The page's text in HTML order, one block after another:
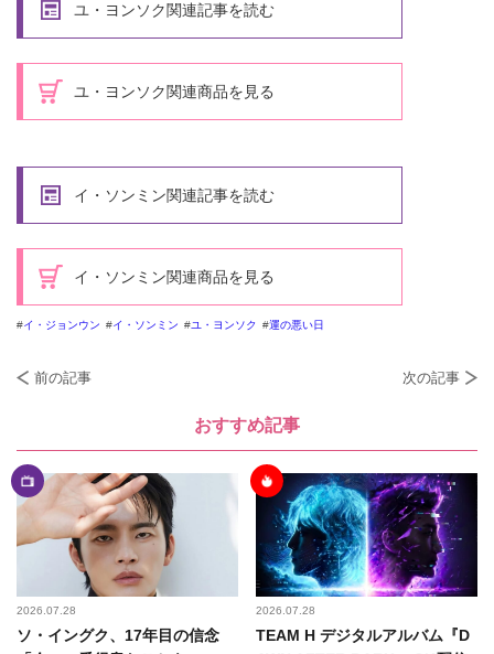
ユ・ヨンソク関連記事を読む
ユ・ヨンソク関連商品を見る
イ・ソンミン関連記事を読む
イ・ソンミン関連商品を見る
イ・ジョンウン イ・ソンミン ユ・ヨンソク 運の悪い日
前の記事 次の記事
おすすめ記事
2026.07.28
ソ・イングク、17年目の信念
2026.07.28
TEAM H デジタルアルバム『D